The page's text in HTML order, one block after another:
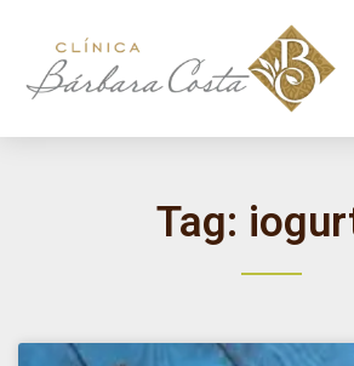
Tag: